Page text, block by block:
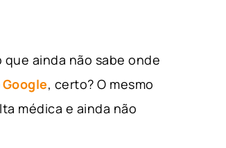
ainda não sabe onde
Google, certo? O mesmo
médica e ainda não